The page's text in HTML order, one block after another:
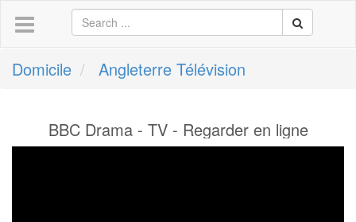
Domicile Angleterre Télévision
BBC Drama - TV - Regarder en ligne